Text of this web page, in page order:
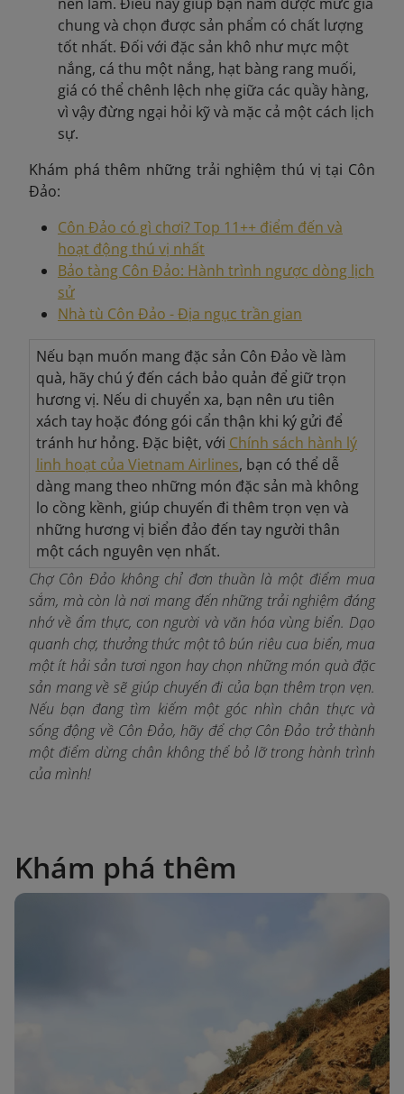
chung và chọn được sản phẩm có chất lượng
tốt nhất. Đối với đặc sản khô như mực một
nắng, cá thu một nắng, hạt bàng rang muối,
giá có thể chênh lệch nhẹ giữa các quầy hàng,
vì vậy đừng ngại hỏi kỹ và mặc cả một cách lịch
sự.
Khám phá thêm những trải nghiệm thú vị tại Côn
Đảo:
Côn Đảo có gì chơi? Top 11++ điểm đến và
hoạt động thú vị nhất
Bảo tàng Côn Đảo: Hành trình ngược dòng lịch
sử
Nhà tù Côn Đảo - Địa ngục trần gian
Nếu bạn muốn mang đặc sản Côn Đảo về làm
quà, hãy chú ý đến cách bảo quản để giữ trọn
hương vị. Nếu di chuyển xa, bạn nên ưu tiên
xách tay hoặc đóng gói cẩn thận khi ký gửi để
tránh hư hỏng. Đặc biệt, với Chính sách hành lý
linh hoạt của Vietnam Airlines, bạn có thể dễ
dàng mang theo những món đặc sản mà không
lo cồng kềnh, giúp chuyến đi thêm trọn vẹn và
những hương vị biển đảo đến tay người thân
một cách nguyên vẹn nhất.
Chợ Côn Đảo không chỉ đơn thuần là một điểm mua
sắm, mà còn là nơi mang đến những trải nghiệm đáng
nhớ về ẩm thực, con người và văn hóa vùng biển. Dạo
quanh chợ, thưởng thức một tô bún riêu cua biển, mua
một ít hải sản tươi ngon hay chọn những món quà đặc
sản mang về sẽ giúp chuyến đi của bạn thêm trọn vẹn.
Nếu bạn đang tìm kiếm một góc nhìn chân thực và
sống động về Côn Đảo, hãy để chợ Côn Đảo trở thành
một điểm dừng chân không thể bỏ lỡ trong hành trình
của mình!
Khám phá thêm